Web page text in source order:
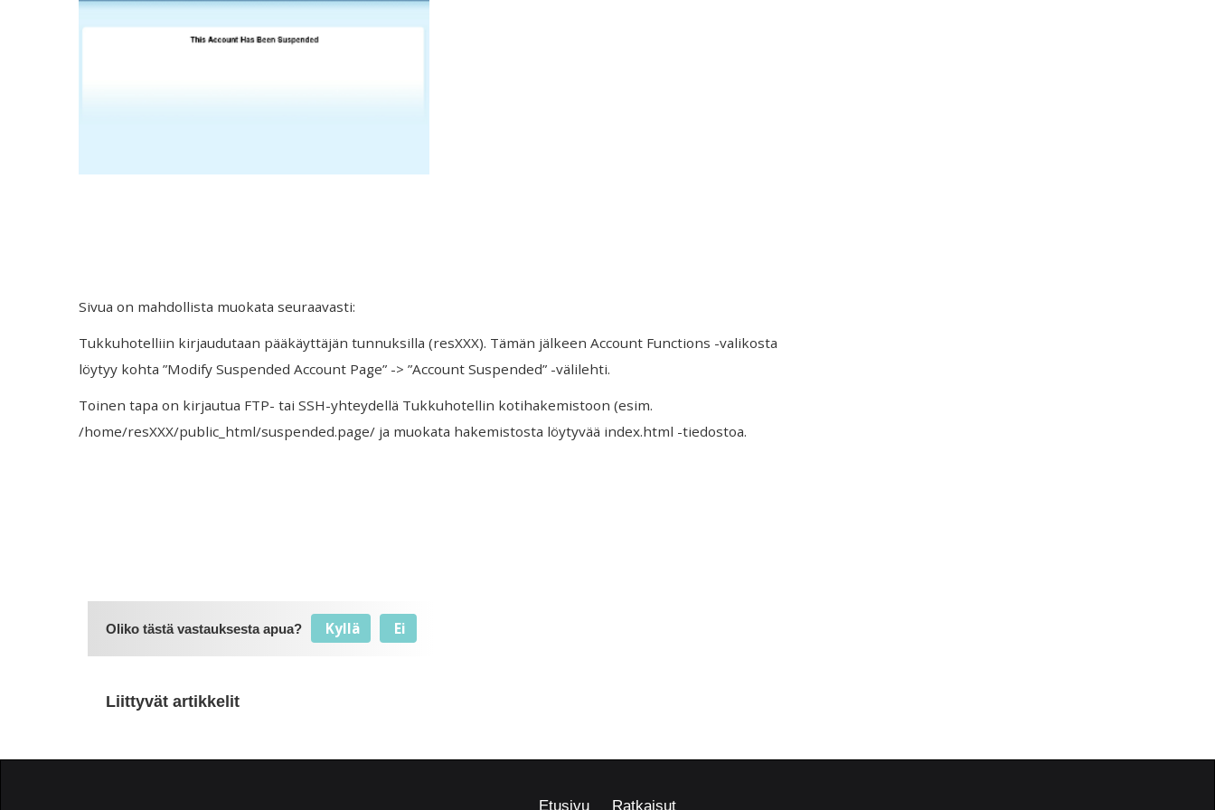
Sivua on mahdollista muokata seuraavasti:
Tukkuhotelliin kirjaudutaan pääkäyttäjän tunnuksilla (resXXX). Tämän jälkeen Account Functions -valikosta
löytyy kohta ”Modify Suspended Account Page” -> ”Account Suspended” -välilehti.
Toinen tapa on kirjautua FTP- tai SSH-yhteydellä Tukkuhotellin kotihakemistoon (esim.
/home/resXXX/public_html/suspended.page/ ja muokata hakemistosta löytyvää index.html -tiedostoa.
Oliko tästä vastauksesta apua? Kyllä Ei
Liittyvät artikkelit
Etusivu Ratkaisut